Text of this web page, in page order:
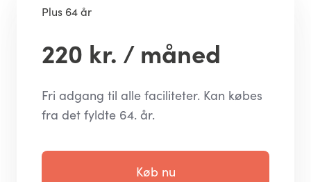
Plus 64 år
220 kr. / måned
Fri adgang til alle faciliteter. Kan købes
fra det fyldte 64. år.
Køb nu